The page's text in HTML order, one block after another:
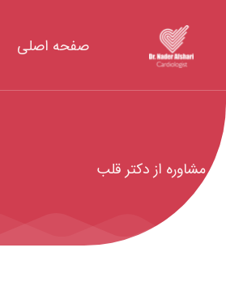
محتوا
صفحه اصلی
مشاوره از دکتر قلب